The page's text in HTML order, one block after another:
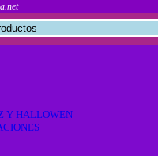
Y HALLOWEN